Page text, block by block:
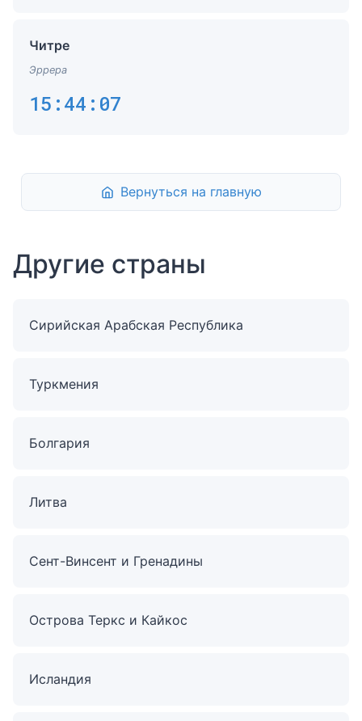
Читре
Эррера
15:44:07
Вернуться на главную
Другие страны
Сирийская Арабская Республика
Туркмения
Болгария
Литва
Сент-Винсент и Гренадины
Острова Теркс и Кайкос
Исландия